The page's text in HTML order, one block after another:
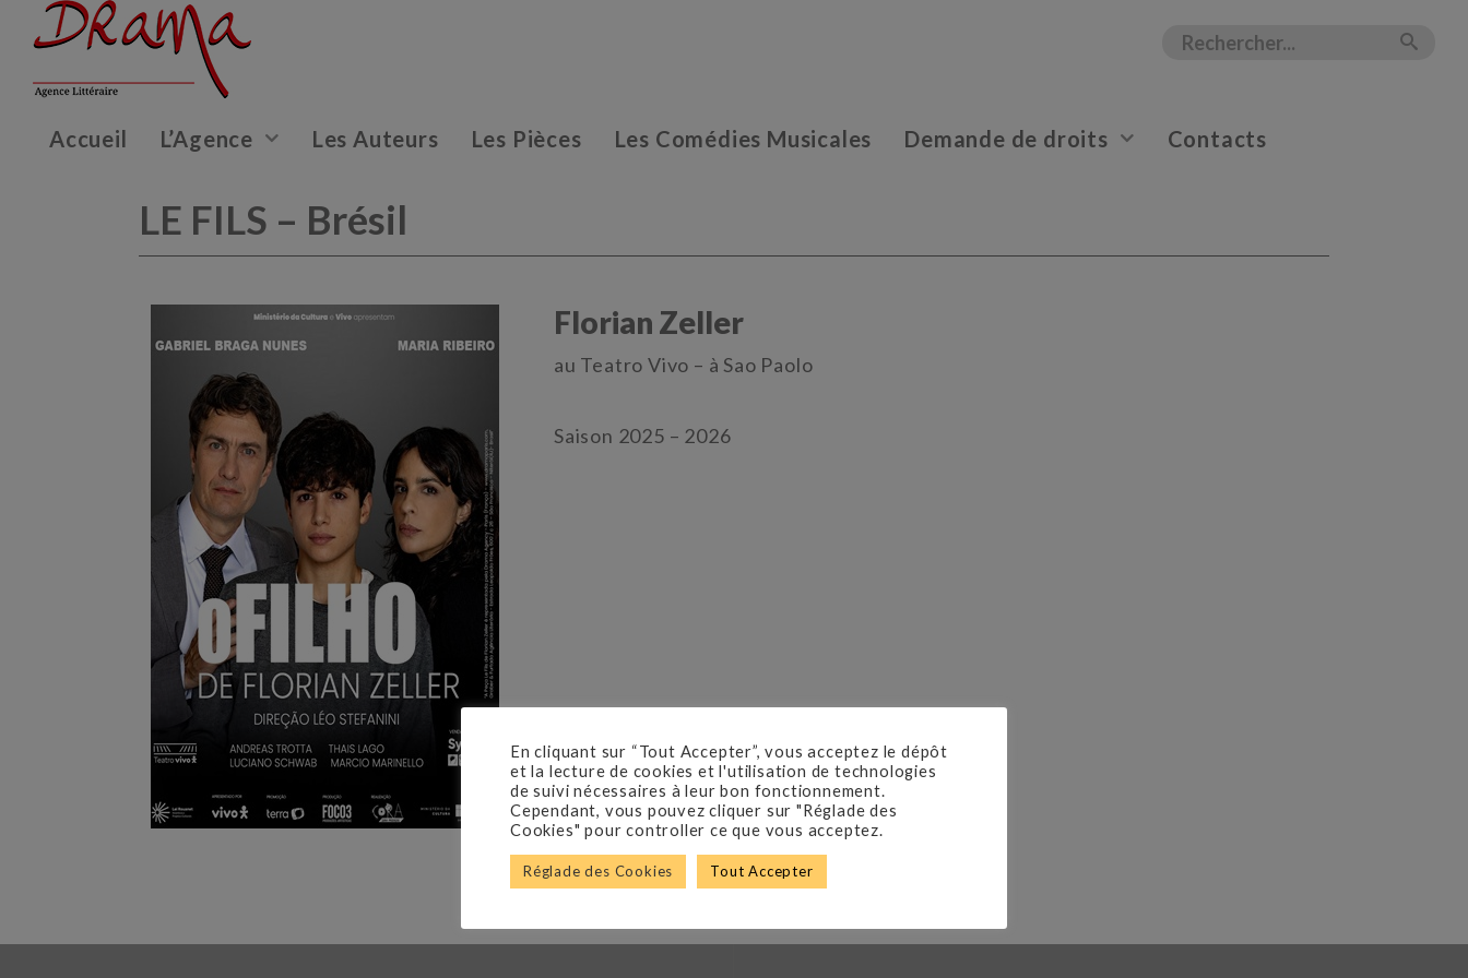
Accueil L’Agence Les Auteurs Les Pièces Les Comédies Musicales Demande de droits Contacts
LE FILS – Brésil
Florian Zeller
au Teatro Vivo – à Sao Paolo
Saison 2025 – 2026
En cliquant sur “Tout Accepter”, vous acceptez le dépôt
et la lecture de cookies et l'utilisation de technologies
de suivi nécessaires à leur bon fonctionnement.
Cependant, vous pouvez cliquer sur "Réglade des
Cookies" pour controller ce que vous acceptez.
Réglade des Cookies Tout Accepter